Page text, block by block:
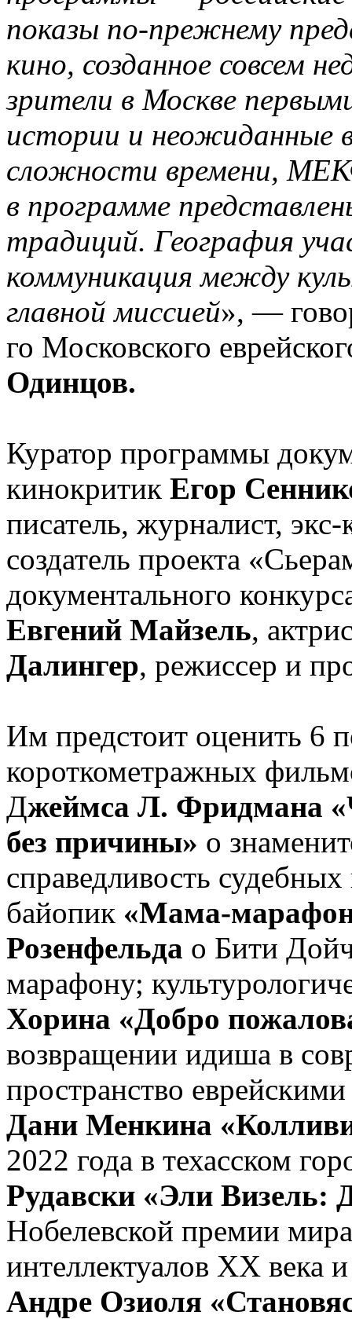
показы по-прежнему
кино, созданное совсем
зрители в Москве
истории и неожиданные
сложности времени,
в программе
традиций. География
коммуникация между
главной миссией», —
го Московского
Одинцов.
Куратор программы
кинокритик Егор
писатель, журналист,
создатель проекта
документального
Евгений Майзель,
Далингер, режиссер и
Им предстоит оценить 6
короткометражных
Джеймса Л. Фридмана
без причины» о
справедливость
байопик «Мама-
Розенфельда о Бити
марафону;
Хорина «Добро
возвращении идиша в
пространство
Дани Менкина
2022 года в техасском
Рудавски «Эли Визель:
Нобелевской премии
интеллектуалов XX века
Андре Озиоля